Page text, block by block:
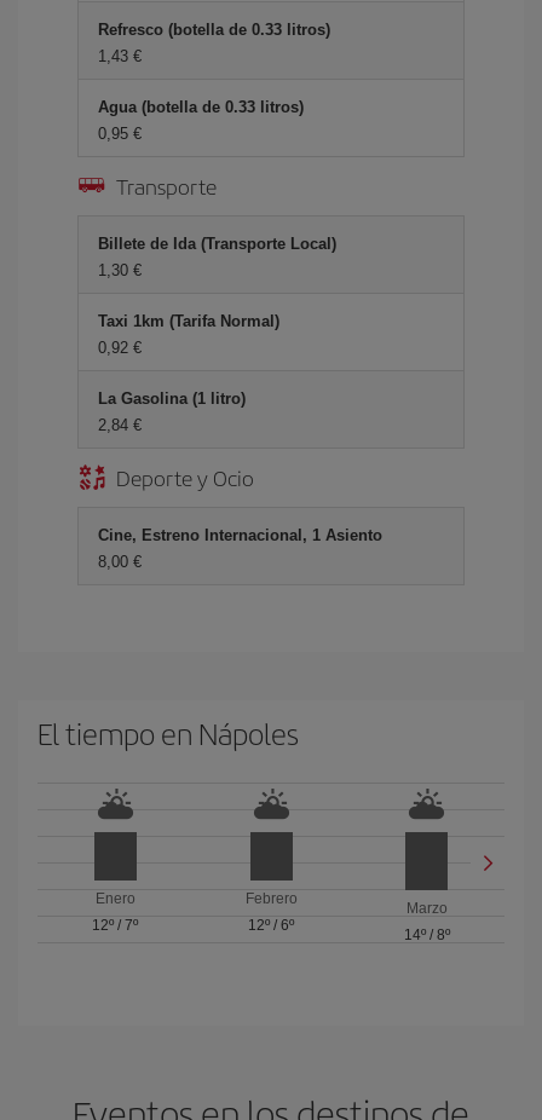
Refresco (botella de 0.33 litros)
1,43 €
Agua (botella de 0.33 litros)
0,95 €
Transporte
Billete de Ida (Transporte Local)
1,30 €
Taxi 1km (Tarifa Normal)
0,92 €
La Gasolina (1 litro)
2,84 €
Deporte y Ocio
Cine, Estreno Internacional, 1 Asiento
8,00 €
El tiempo en Nápoles
Enero
12º /7º
Febrero
12º / 6º
Marzo
14º/ 8º